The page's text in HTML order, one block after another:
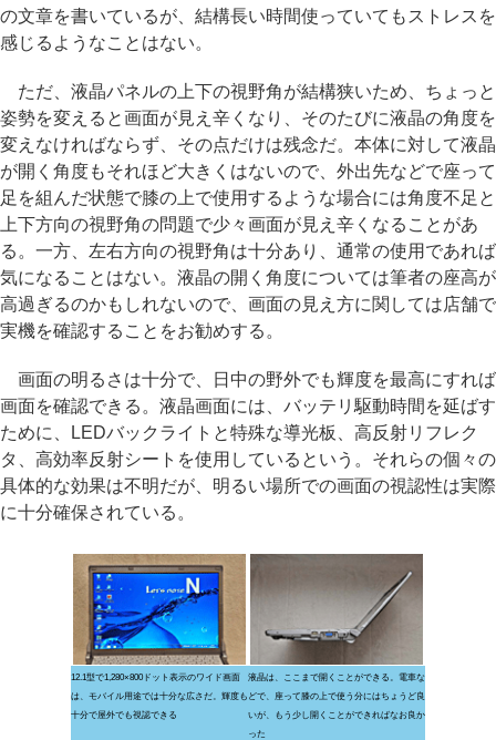
の文章を書いているが、結構長い時間使っていてもストレスを
感じるようなことはない。
ただ、液晶パネルの上下の視野角が結構狭いため、ちょっと
姿勢を変えると画面が見え辛くなり、そのたびに液晶の角度を
変えなければならず、その点だけは残念だ。本体に対して液晶
が開く角度もそれほど大きくはないので、外出先などで座って
足を組んだ状態で膝の上で使用するような場合には角度不足と
上下方向の視野角の問題で少々画面が見え辛くなることがあ
る。一方、左右方向の視野角は十分あり、通常の使用であれば
気になることはない。液晶の開く角度については筆者の座高が
高過ぎるのかもしれないので、画面の見え方に関しては店舗で
実機を確認することをお勧めする。
画面の明るさは十分で、日中の野外でも輝度を最高にすれば
画面を確認できる。液晶画面には、バッテリ駆動時間を延ばす
ために、LEDバックライトと特殊な導光板、高反射リフレク
タ、高効率反射シートを使用しているという。それらの個々の
具体的な効果は不明だが、明るい場所での画面の視認性は実際
に十分確保されている。
12.1型で1,280×800ドット表示のワイド画面
は、モバイル用途では十分な広さだ。輝度も
十分で屋外でも視認できる
液晶は、ここまで開くことができる。電車な
どで、座って膝の上で使う分にはちょうど良
いが、もう少し開くことができればなお良か
った